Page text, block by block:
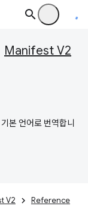
Manifest V2
본 언어로 번역합니
V2 Reference